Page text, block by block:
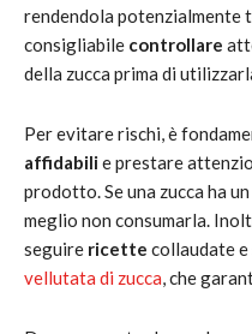
rendendola potenzialmente
consigliabile controllare
della zucca prima di
Per evitare rischi, è
affidabilie prestare
prodotto. Se una zucca ha
meglio non consumarla.
seguire ricette collaudate e
vellutata di zucca, che